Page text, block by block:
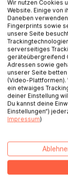
Suche,
Trends
Genre-
werden
Monate)
durch
Wir nutzen Cookies
Website. Einige von
Daneben
Fingerprints sowie
unsere Seite
serverseitiges
geräteübergreifend
Adressen sowie
unserer Seite
(Video-
ein etwaiges
deiner Einstellung
Du kannst deine
Einstellungen“)
Impressum)